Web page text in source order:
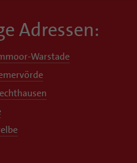
Adressen:
Warstade